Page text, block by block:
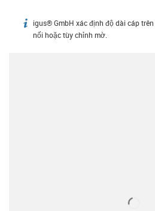
igus-icon-info
igus® GmbH xác định độ dài cáp
nối hoặc tùy chỉnh mờ.